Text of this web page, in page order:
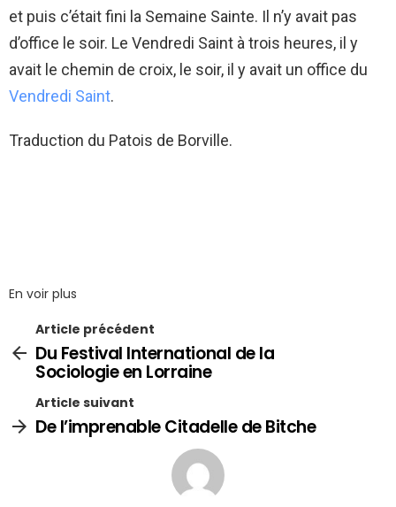
et puis c’était fini la Semaine Sainte. Il n’y avait pas
d’office le soir. Le Vendredi Saint à trois heures, il y
avait le chemin de croix, le soir, il y avait un office du
Vendredi Saint.
Traduction du Patois de Borville.
En voir plus
Article précédent
Du Festival International de la
Sociologie en Lorraine
Article suivant
De l’imprenable Citadelle de Bitche